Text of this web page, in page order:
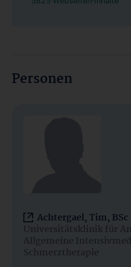
Personen
Achtergael, Tim, BSc
Universitätsklinik für
Allgemeine
Schmerztherapie